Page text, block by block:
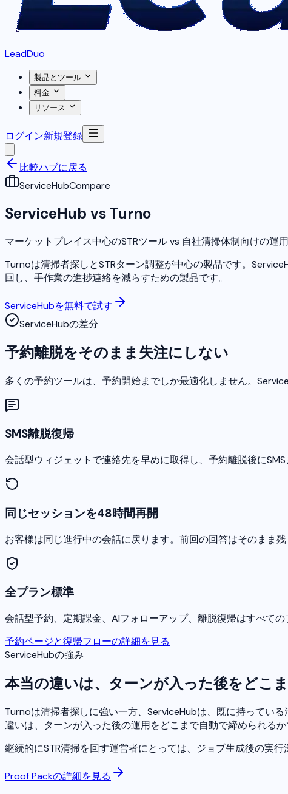
LeadDuo
製品とツール
料金
リソース
ログイン新規登録
比較ハブに戻る
ServiceHubCompare
ServiceHub vs Turno
マーケットプレイス中心のSTRツール vs 自社清掃体制向けの運
Turnoは清掃者探しとSTRターン調整が中心の製品です。
回し、手作業の進捗連絡を減らすための製品です。
ServiceHubを無料で試す
ServiceHubの差分
予約離脱をそのまま失注にしない
多くの予約ツールは、予約開始までしか最適化しません。
SMS離脱復帰
会話型ウィジェットで連絡先を早めに取得し、予約離脱後に
同じセッションを48時間再開
お客様は同じ進行中の会話に戻ります。前回の回答はそのまま
全プラン標準
会話型予約、定期課金、AIフォローアップ、離脱復帰はすべて
予約ページと復帰フローの詳細を見る
ServiceHubの強み
本当の違いは、ターンが入った後をどこ
Turnoは清掃者探しに強い一方、ServiceHubは、既に持ってい
違いは、ターンが入った後の運用をどこまで自動で締められるか
継続的にSTR清掃を回す運営者にとっては、ジョブ生成後の実行
Proof Packの詳細を見る